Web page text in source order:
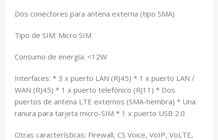
Dos conectores para antena externa (tipo SMA)
Tipo de SIM: Micro SIM
Consumo de energía: <12W
Interfaces: * 3 x puerto LAN (RJ45) * 1 x puerto LAN /
WAN (RJ45) * 1 x puerto telefónico (RJ11) * Dos
puertos de antena LTE externos (SMA-hembra) * Una
ranura para tarjeta micro-SIM * 1 x puerto USB 2.0
Otras características: Firewall, CS Voice, VoIP, VoLTE,